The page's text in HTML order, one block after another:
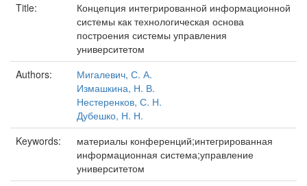
Title:
Концепция интегрированной информационной
системы как технологическая основа
построения системы управления
университетом
Authors:
Мигалевич, С. А.
Измашкина, Н. В.
Нестеренков, С. Н.
Дубешко, Н. Н.
Keywords:
материалы конференций;интегрированная
информационная система;управление
университетом